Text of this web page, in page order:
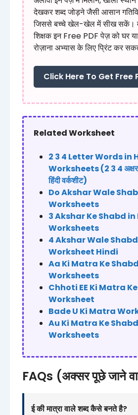
देखकर शब्द जोड़ने जैसी आसान
जिससे बच्चे खेल-खेल में सीख सकें।
शिक्षक इन Free PDF पेज़ को घर
रोज़ाना अभ्यास के लिए प्रिंट कर
Click Here To Get Free
Related Worksheet
2 3 4 Letter Words in
Worksheets (2 3 4 अक्षर
हिंदी वर्कशीट)
Do Akshar Wale
Worksheets
3 Akshar Ke Shabd
Worksheets​
4 Akshar Wale Shabd
Worksheet Hindi
Aa Ki Matra Ke Shabd
Worksheets
Chhoti EE Ki Matra
Worksheet​
Bade U Ki Matra
Au Ki Matra Ke
Worksheets
FAQs (अक्सर पूछे जाने
ई की मात्रा वाले शब्द कैसे बनते है?